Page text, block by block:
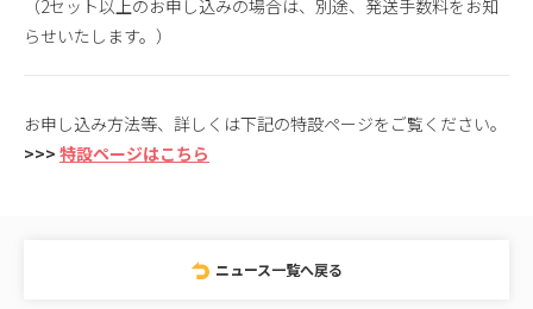
（2セット以上のお申し込みの場合は、別途、発送手数料をお知
らせいたします。）
お申し込み方法等、詳しくは下記の特設ページをご覧ください。
>>> 特設ページはこちら
ニュース一覧へ戻る